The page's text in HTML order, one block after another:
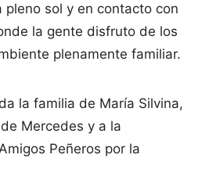
pleno sol y en contacto con
la gente disfruto de los
plenamente familiar.
la familia de María Silvina,
Mercedes y a la
Peñeros por la